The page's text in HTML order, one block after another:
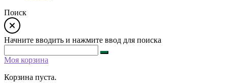
Поиск
Начните вводить и нажмите ввод для поиска
Моя корзина
Корзина пуста.